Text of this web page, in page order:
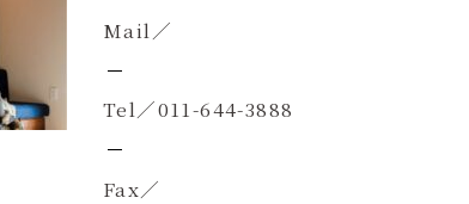
Mail／
Tel／011-644-3888
Fax／